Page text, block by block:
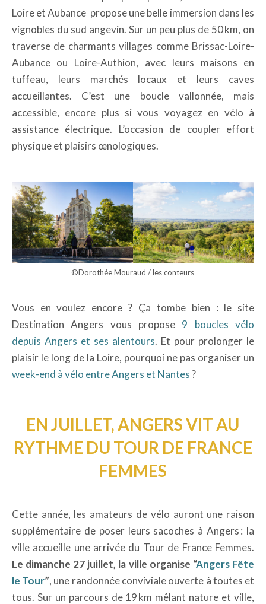
Loire et Aubance propose une belle immersion dans les
vignobles du sud angevin. Sur un peu plus de 50 km, on
traverse de charmants villages comme Brissac-Loire-
Aubance ou Loire-Authion, avec leurs maisons en
tuffeau, leurs marchés locaux et leurs caves
accueillantes. C’est une boucle vallonnée, mais
accessible, encore plus si vous voyagez en vélo à
assistance électrique. L’occasion de coupler effort
physique et plaisirs œnologiques.
©Dorothée Mouraud / les conteurs
Vous en voulez encore ? Ça tombe bien : le site
Destination Angers vous propose 9 boucles vélo
depuis Angers et ses alentours. Et pour prolonger le
plaisir le long de la Loire, pourquoi ne pas organiser un
week-end à vélo entre Angers et Nantes?
EN JUILLET, ANGERS VIT AU
RYTHME DU TOUR DE FRANCE
FEMMES
Cette année, les amateurs de vélo auront une raison
supplémentaire de poser leurs sacoches à Angers : la
ville accueille une arrivée du Tour de France Femmes.
Le dimanche 27 juillet, la ville organise “Angers Fête
le Tour”, une randonnée conviviale ouverte à toutes et
tous. Sur un parcours de 19 km mêlant nature et ville,